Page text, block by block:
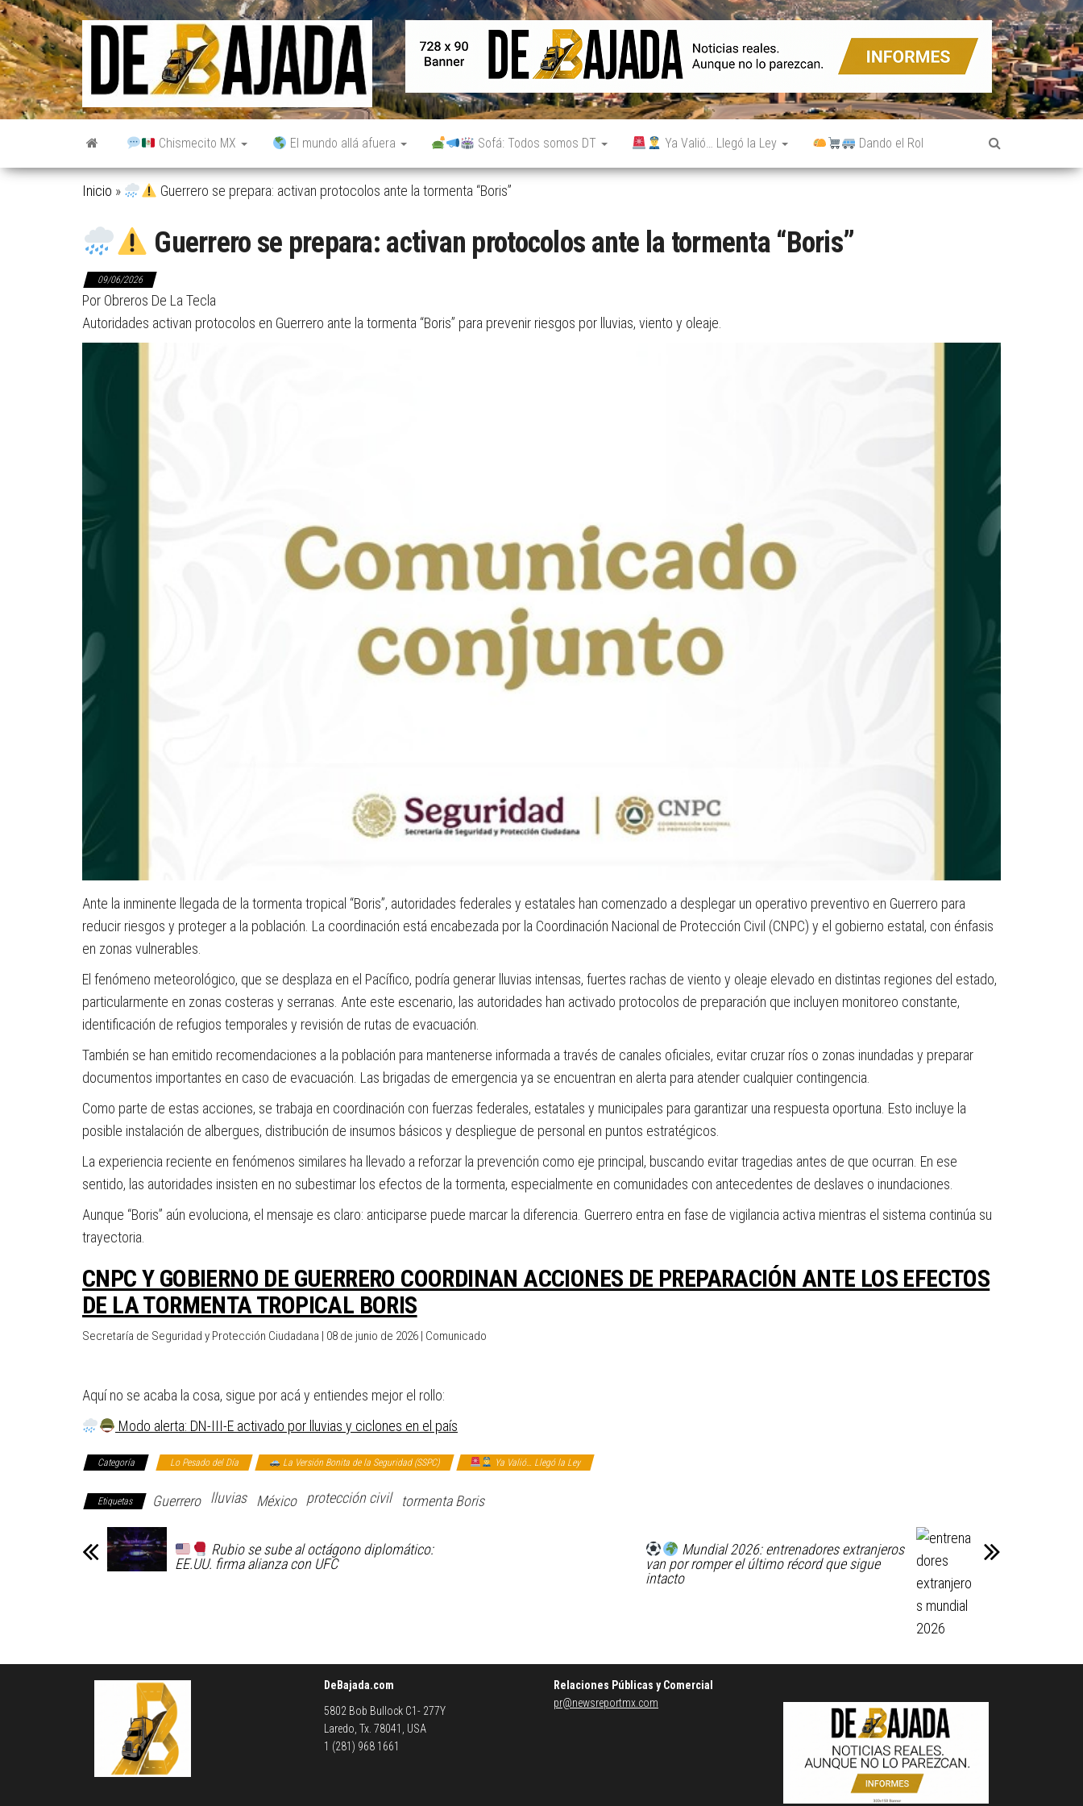
Saltar
al
contenido
De
Bajada
Noticias
reales.
Aunque
no lo
parezcan.
Chismecito MX El mundo allá afuera Sofá: Todos somos DT Ya Valió… Llegó la Ley Dando el Rol
Inicio » Guerrero se prepara: activan protocolos ante la tormenta “Boris”
Guerrero se prepara: activan protocolos ante la tormenta “Boris”
09/06/2026
Por Obreros De La Tecla
Autoridades activan protocolos en Guerrero ante la tormenta “Boris” para prevenir riesgos por lluvias, viento y oleaje.
Ante la inminente llegada de la tormenta tropical “Boris”, autoridades federales y estatales han comenzado a desplegar un operativo preventivo en Guerrero para
reducir riesgos y proteger a la población. La coordinación está encabezada por la Coordinación Nacional de Protección Civil (CNPC) y el gobierno estatal, con énfasis
en zonas vulnerables.
El fenómeno meteorológico, que se desplaza en el Pacífico, podría generar lluvias intensas, fuertes rachas de viento y oleaje elevado en distintas regiones del estado,
particularmente en zonas costeras y serranas. Ante este escenario, las autoridades han activado protocolos de preparación que incluyen monitoreo constante,
identificación de refugios temporales y revisión de rutas de evacuación.
También se han emitido recomendaciones a la población para mantenerse informada a través de canales oficiales, evitar cruzar ríos o zonas inundadas y preparar
documentos importantes en caso de evacuación. Las brigadas de emergencia ya se encuentran en alerta para atender cualquier contingencia.
Como parte de estas acciones, se trabaja en coordinación con fuerzas federales, estatales y municipales para garantizar una respuesta oportuna. Esto incluye la
posible instalación de albergues, distribución de insumos básicos y despliegue de personal en puntos estratégicos.
La experiencia reciente en fenómenos similares ha llevado a reforzar la prevención como eje principal, buscando evitar tragedias antes de que ocurran. En ese
sentido, las autoridades insisten en no subestimar los efectos de la tormenta, especialmente en comunidades con antecedentes de deslaves o inundaciones.
Aunque “Boris” aún evoluciona, el mensaje es claro: anticiparse puede marcar la diferencia. Guerrero entra en fase de vigilancia activa mientras el sistema continúa su
trayectoria.
CNPC Y GOBIERNO DE GUERRERO COORDINAN ACCIONES DE PREPARACIÓN ANTE LOS EFECTOS
DE LA TORMENTA TROPICAL BORIS
Secretaría de Seguridad y Protección Ciudadana | 08 de junio de 2026 | Comunicado
Aquí no se acaba la cosa, sigue por acá y entiendes mejor el rollo:
Modo alerta: DN-III-E activado por lluvias y ciclones en el país
Categoría Lo Pesado del Día La Versión Bonita de la Seguridad (SSPC) Ya Valió… Llegó la Ley
Etiquetas Guerrero lluvias México protección civil tormenta Boris
Rubio se sube al octágono diplomático:
EE.UU. firma alianza con UFC
Mundial 2026: entrenadores extranjeros
van por romper el último récord que sigue
intacto
DeBajada.com
5802 Bob Bullock C1- 277Y
Laredo, Tx. 78041, USA
1 (281) 968 1661
Relaciones Públicas y Comercial
pr@newsreportmx.com